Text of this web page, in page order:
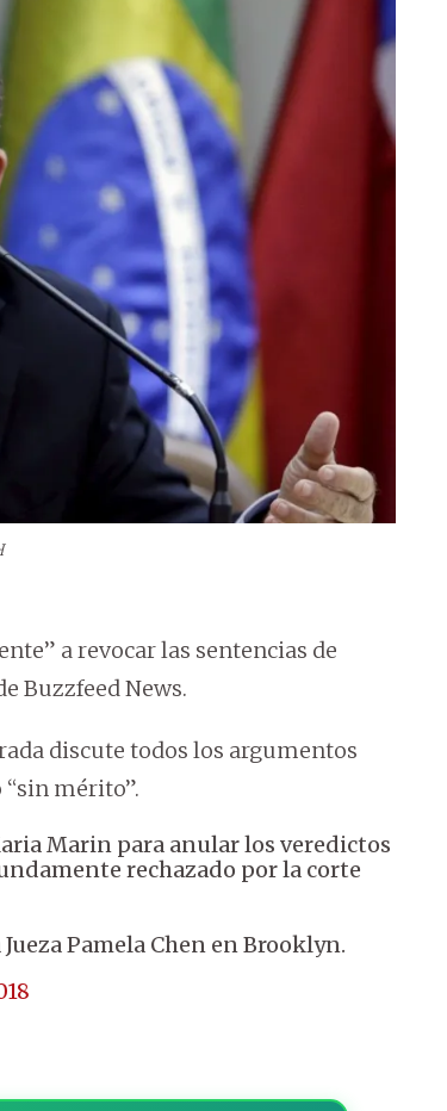
a revocar las sentencias de
Buzzfeed News.
discute todos los argumentos
mérito”.
Marin para anular los veredictos
rechazado por la corte
Pamela Chen en Brooklyn.